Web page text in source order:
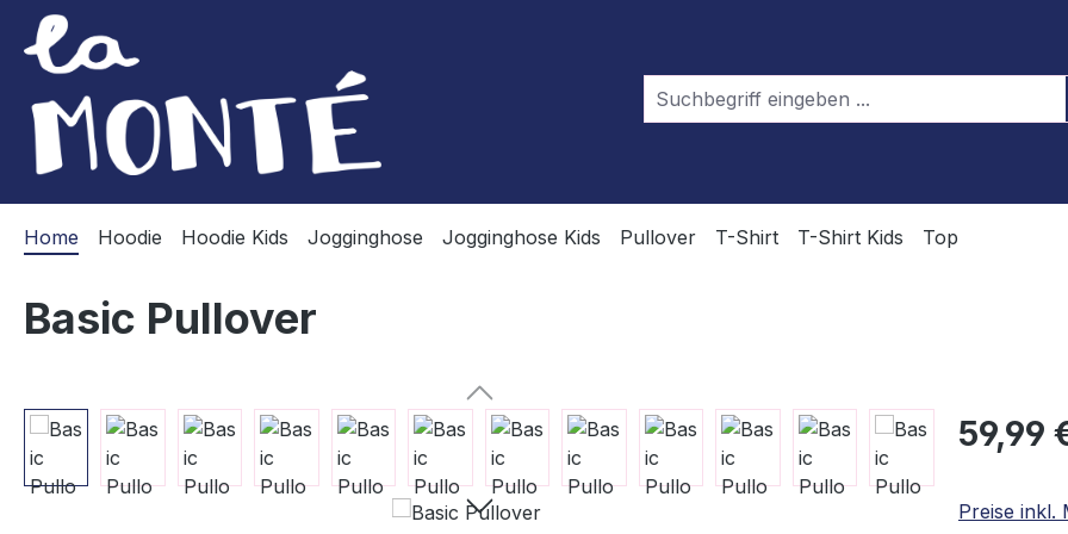
Hauptinhalt springen
Zur Suche springen
Zur Hauptnavigation springen
Home Hoodie Hoodie Kids Jogginghose Jogginghose Kids Pullover T-Shirt T-Shirt Kids Top
Basic Pullover
Regulärer
59,99
Preise inkl.